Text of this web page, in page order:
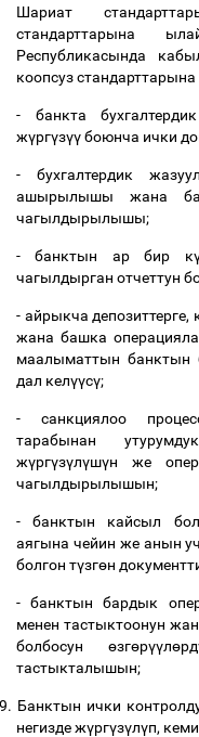
Шариат
стандарттарына
Республикасында
коопсуз
- банкта
жүргүзүүбоюнча ички
- бухгалтердик
ашырылышы жана
чагылдырылышы;
- банктын ар бир к
чагылдырган отчеттун
- айрыкча депозиттерге,
жана башка
маалыматтын банктын
дал келүүсү;
- санкциялоо
тарабынан
жүргүзүлүшүн же
чагылдырылышын;
- банктын кайсыл
аягына чейин же анын
болгон түзгөн
- банктын бардык
менен тастыктоонун
болбосун өзгөрүүлөрд
тастыкталышын;
Банктын ички
негизде жүргүзүлүп,